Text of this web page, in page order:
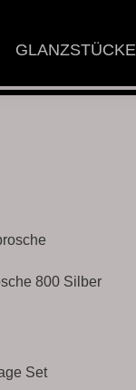
GLANZSTÜCKE
800 Silber